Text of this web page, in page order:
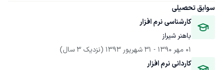
سوابق تحصیلی
کارشناسی نرم افزار
باهنر شیراز
01 مهر 1390
- 31 شهریور 1393
(نزدیک 3 سال)
کاردانی نرم افزار